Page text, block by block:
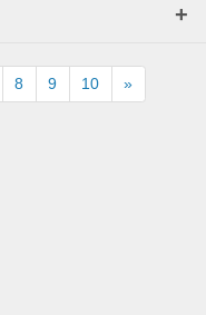
8 9 10 »Next